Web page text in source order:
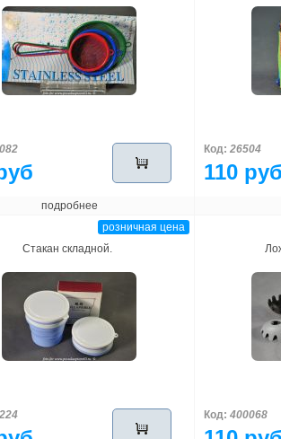
подробнее
Код: 26504
110 руб
розничная цена
Стакан складной.
Код: 400068